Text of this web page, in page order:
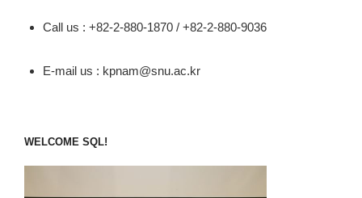
Call us : +82-2-880-1870 / +82-2-880-9036
E-mail us : kpnam@snu.ac.kr
WELCOME SQL!